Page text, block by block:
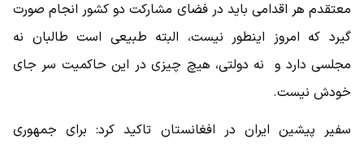
معتقدم هر اقدامی باید در فضای مشارکت دو کشور انجام صورت
گیرد که امروز اینطور نیست، البته طبیعی است طالبان نه
مجلسی دارد و نه دولتی، هیچ چیزی در این حاکمیت سر جای
خودش نیست.
سفیر پیشین ایران در افغانستان تاکید کرد: برای جمهوری